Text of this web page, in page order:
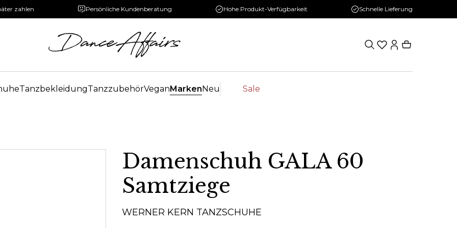
zahlen Persönliche Kundenberatung Hohe Produkt-Verfügbarkeit Schnelle Lieferung
TanzbekleidungTanzzubehörVeganMarkenNeu Sale
Damenschuh GALA 60
Samtziege
WERNER KERN TANZSCHUHE